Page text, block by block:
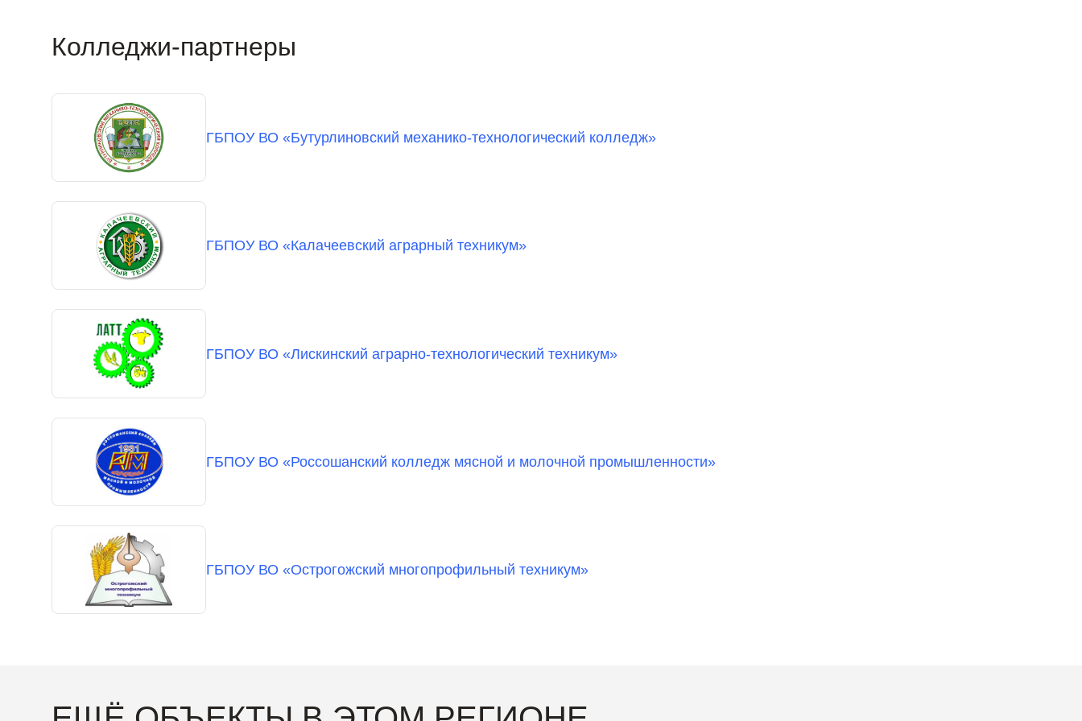
Колледжи-партнеры
ГБПОУ ВО «Бутурлиновский механико-технологический колледж»
ГБПОУ ВО «Калачеевский аграрный техникум»
ГБПОУ ВО «Лискинский аграрно-технологический техникум»
ГБПОУ ВО «Россошанский колледж мясной и молочной промышленности»
ГБПОУ ВО «Острогожский многопрофильный техникум»